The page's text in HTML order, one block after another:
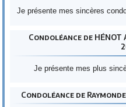
Je présente mes sincères
Condoléance de HÉNOT
Je présente mes plus
Condoléance de